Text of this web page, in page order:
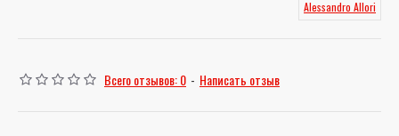
Alessandro Allori
Всего отзывов: 0 - Написать отзыв